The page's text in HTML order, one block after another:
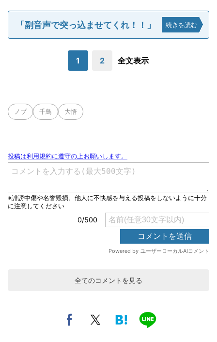
「副音声で突っ込ませてくれ！！」 続きを読む
1 2 全文表示
ノブ 千鳥 大悟
全てのコメントを見る